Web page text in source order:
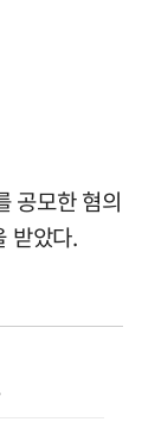
공모한 혐의
받았다.